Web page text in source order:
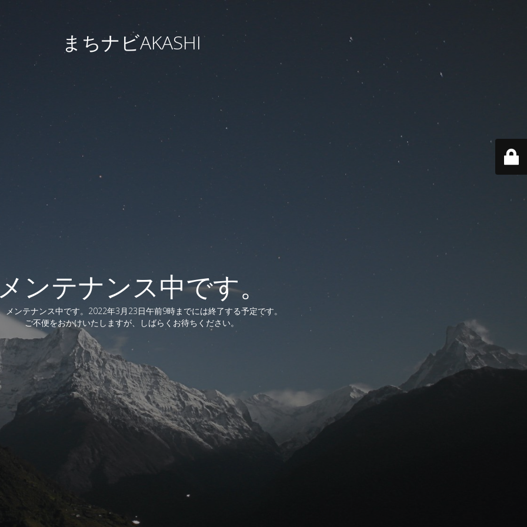
まちナビAKASHI
ンテナンス中です。
メンテナンス中です。2022年3月23日午前9時までには終了する予定です。
ご不便をおかけいたしますが、しばらくお待ちください。